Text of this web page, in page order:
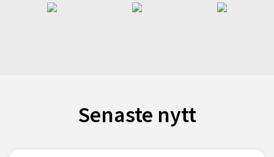
Senaste nytt